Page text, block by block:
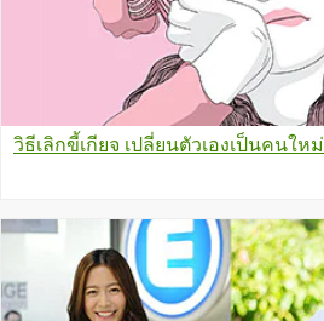
วิธีเลิกขี้เกียจ เปลี่ยนตัวเองเป็นคนใหม่